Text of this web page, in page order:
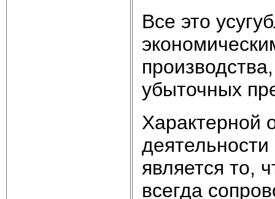
Все это
убыточных
Характерной
является то,
всегда